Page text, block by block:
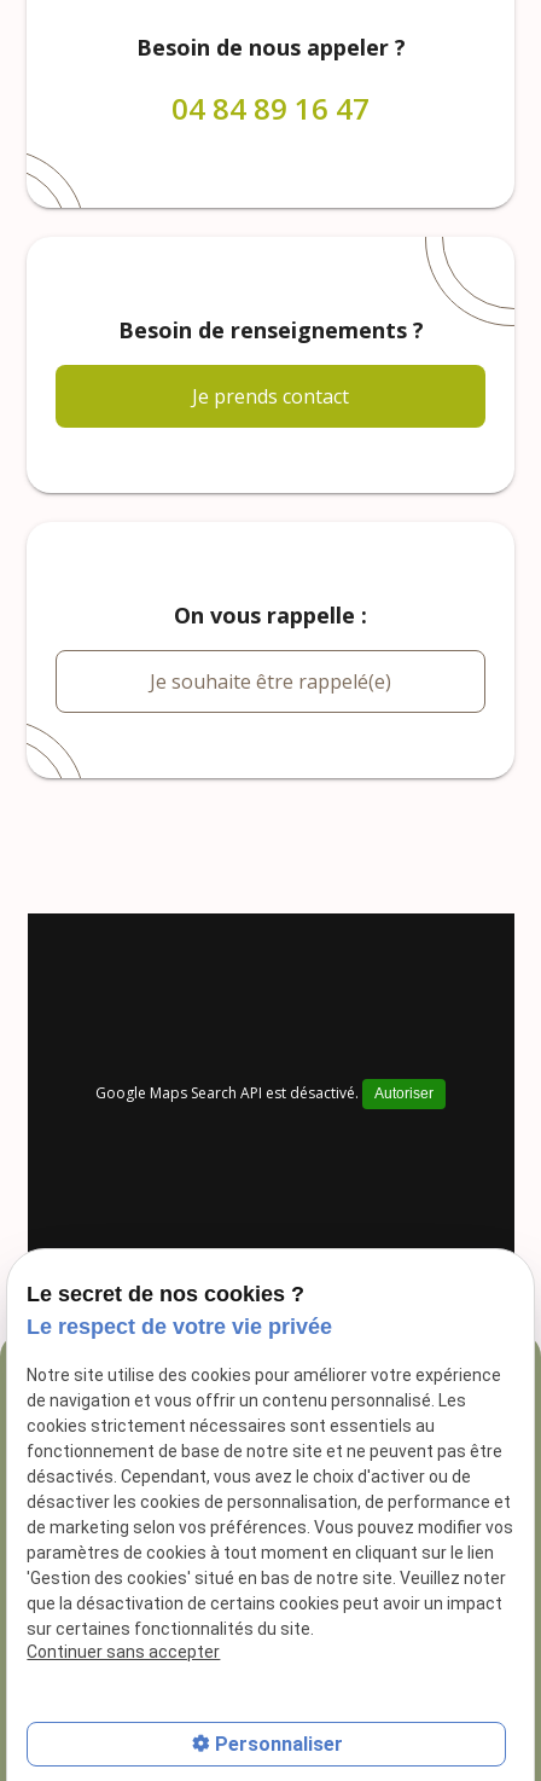
Besoin de nous appeler ?
04 84 89 16 47
Besoin de renseignements ?
Je prends contact
On vous rappelle :
Je souhaite être rappelé(e)
Google Maps Search API est désactivé. Autoriser
04 84 89 16 47
54 Rue George
13005 Marseille
N° de Siret :81285926200014
Numero d'habilitation : 8.13.01.30
Plan du site
Mentions légales
Le secret de nos cookies ?
Le respect de votre vie privée
Notre site utilise des cookies pour améliorer votre expérience
de navigation et vous offrir un contenu personnalisé. Les
cookies strictement nécessaires sont essentiels au
fonctionnement de base de notre site et ne peuvent pas être
désactivés. Cependant, vous avez le choix d'activer ou de
désactiver les cookies de personnalisation, de performance et
de marketing selon vos préférences. Vous pouvez modifier vos
paramètres de cookies à tout moment en cliquant sur le lien
'Gestion des cookies' situé en bas de notre site. Veuillez noter
que la désactivation de certains cookies peut avoir un impact
sur certaines fonctionnalités du site.
Continuer sans accepter
Personnaliser